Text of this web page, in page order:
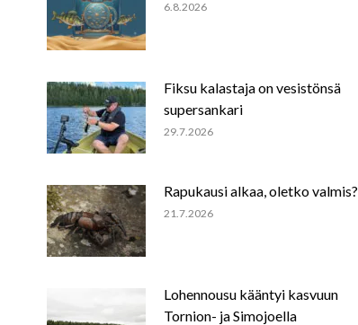
6.8.2026
Fiksu kalastaja on vesistönsä
supersankari
29.7.2026
Rapukausi alkaa, oletko valmis?
21.7.2026
Lohennousu kääntyi kasvuun
Tornion- ja Simojoella